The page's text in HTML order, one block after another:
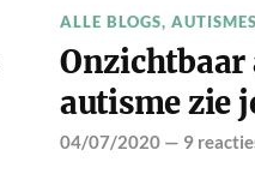
ALLE BLOGS,
Onzichtbaar
autisme zie
04/07/2020— 9